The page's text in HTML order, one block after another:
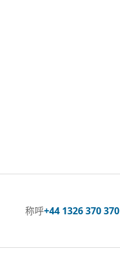
称呼+44 1326 370 370